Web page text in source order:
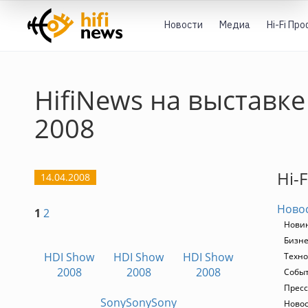
Новости Медиа Hi-Fi
HifiNews на
2008
14.04.2008
1 2
HDI Show
2008
HDI Show
2008
HDI Show
2008
SonySonySony
Hi-